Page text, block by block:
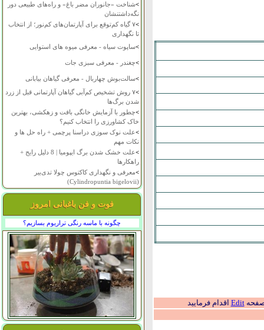
>شناخت «جانوران مضر باغ» و راه‌های طبیعی دور
نگه‌داشتنشان
>
۷ گیاه کم‌توقع برای آپارتمان‌های کم‌نور؛ از انتخاب
تا نگهداری
>ساپوت سیاه - معرفی میوه های استوایی
>چغندر - معرفی سبزی جات
>سالت‌بوش چهاربال - معرفی گیاهان بیابانی
>
۷ روش تشخیص کم‌آبی گیاهان آپارتمانی قبل از زرد
شدن برگ‌ها
>چطور با آزمایش خانگی بافت و زهکشی، بهترین
خاک کشاورزی را انتخاب کنیم؟
>علت نوک سوزی دراسنا پرچمی + راه حل ها و
نکات مهم
>
علت خشک شدن برگ ایپومیا | 8 دلیل رایج +
راهکارها
>معرفی و نگهداری کاکتوس چولا تدی‌بیر
(Cylindropuntia bigelovii)
فوت و فن باغبانی امروز
چگونه با ماسه رنگی تراریوم بسازیم؟
صفحهEdit اقدام فرمایید